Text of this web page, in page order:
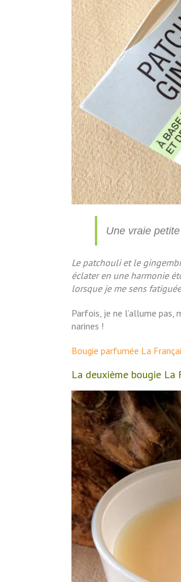
Une vraie
Le patchouli et le
éclater en une harmonie
lorsque je me sens
Parfois, je ne l’allume pas,
narines !
Bougie parfumée La
La deuxième bougie La